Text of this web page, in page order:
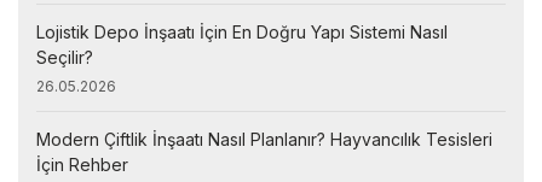
Lojistik Depo İnşaatı İçin En Doğru Yapı Sistemi Nasıl
Seçilir?
26.05.2026
Modern Çiftlik İnşaatı Nasıl Planlanır? Hayvancılık Tesisleri
İçin Rehber